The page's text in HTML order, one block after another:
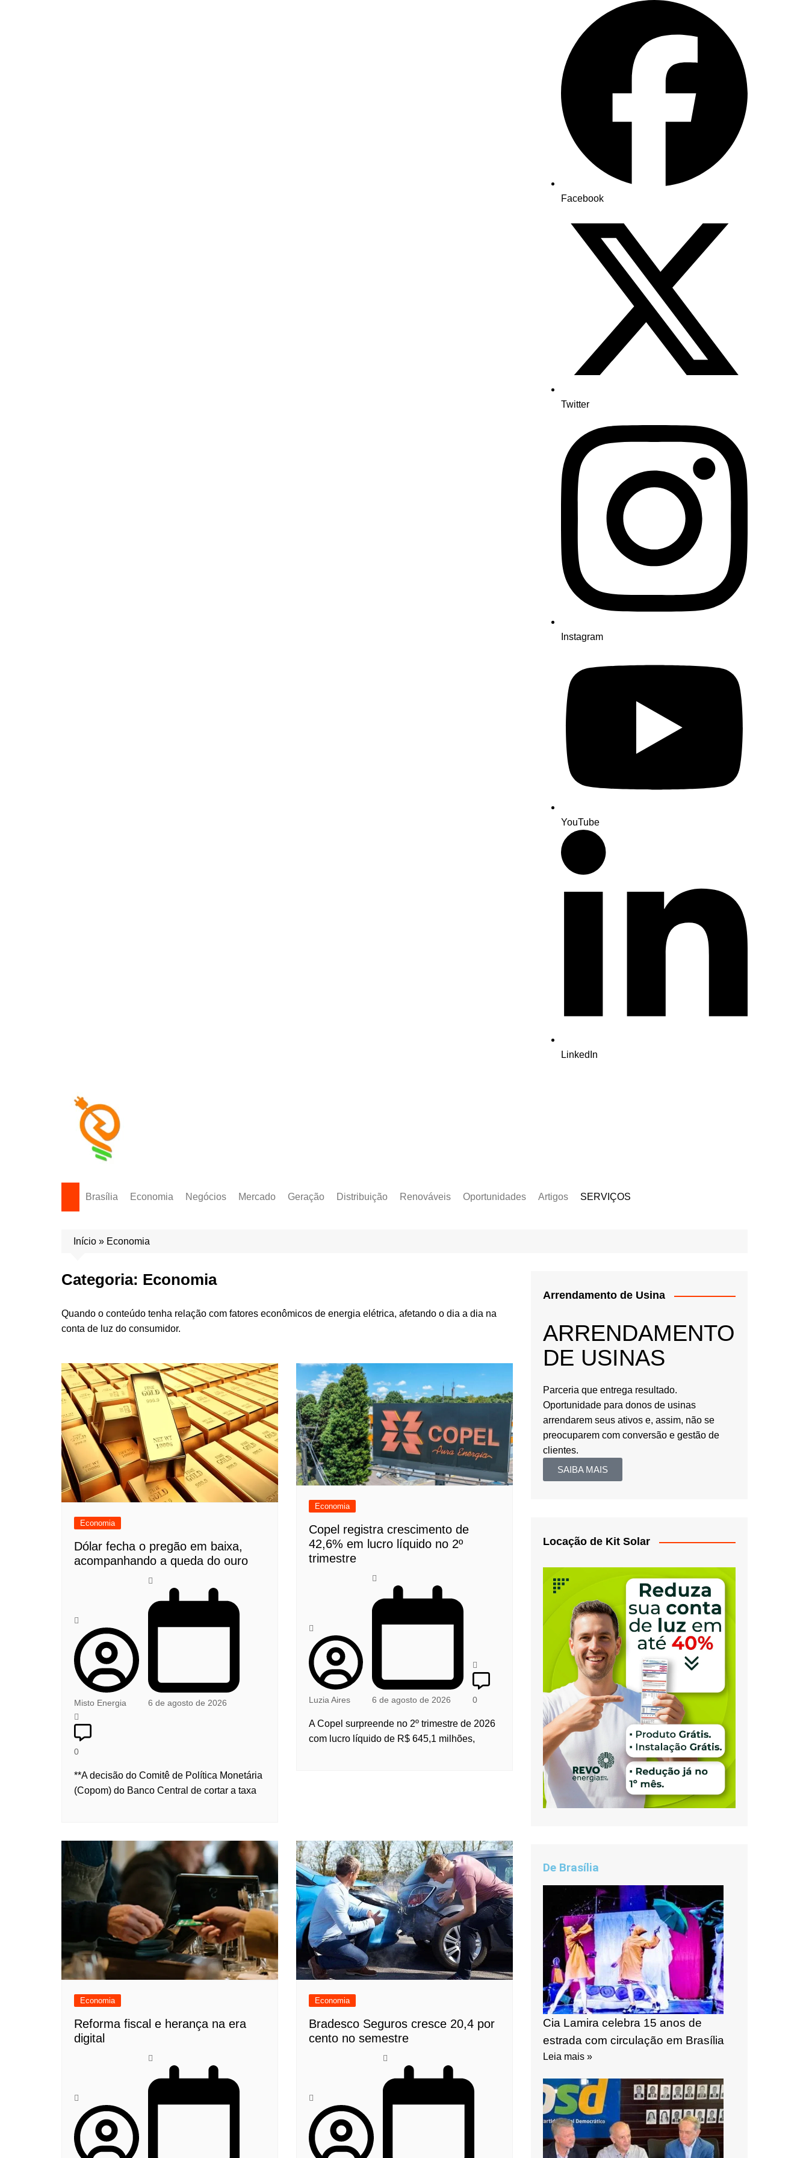
Facebook
Twitter
Instagram
YouTube
LinkedIn
Brasília Economia
Tecnologia
Negócios
Token
Mercado Geração Distribuição Renováveis Oportunidades Artigos SERVIÇOS
Usina de Investimento
Início » Economia
Categoria: Economia
Quando o conteúdo tenha relação com fatores econômicos de energia elétrica, afetando o dia a dia na
conta de luz do consumidor.
Economia
Dólar fecha o pregão em baixa,
acompanhando a queda do ouro
Misto Energia 6 de agosto de 2026
0
**A decisão do Comitê de Política Monetária
(Copom) do Banco Central de cortar a taxa
Economia
Copel registra crescimento de
42,6% em lucro líquido no 2º
trimestre
Luzia Aires 6 de agosto de 2026 0
A Copel surpreende no 2º trimestre de 2026
com lucro líquido de R$ 645,1 milhões,
Economia
Reforma fiscal e herança na era
digital
Economia
Bradesco Seguros cresce 20,4 por
cento no semestre
Arrendamento de Usina
ARRENDAMENTO
DE USINAS
Parceria que entrega resultado.
Oportunidade para donos de usinas
arrendarem seus ativos e, assim, não se
preocuparem com conversão e gestão de
clientes.
SAIBA MAIS
Locação de Kit Solar
De Brasília
Cia Lamira celebra 15 anos de
estrada com circulação em Brasília
Leia mais »